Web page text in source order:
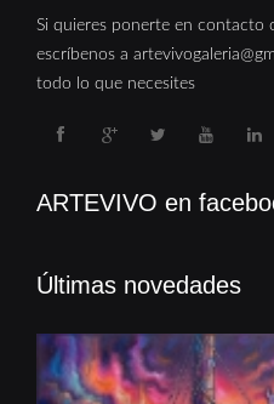
Si quieres ponerte en contacto
escríbenos a
todo lo que necesites
ARTEVIVO en
Últimas novedades